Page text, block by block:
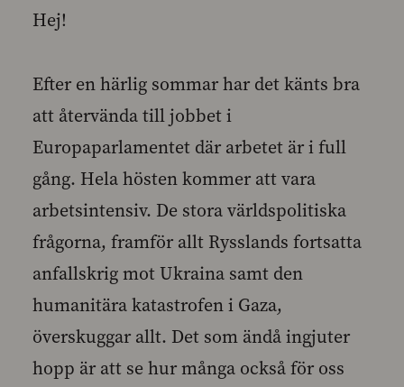
Hej!
Efter en härlig sommar har det känts bra
att återvända till jobbet i
Europaparlamentet där arbetet är i full
gång. Hela hösten kommer att vara
arbetsintensiv. De stora världspolitiska
frågorna, framför allt Rysslands fortsatta
anfallskrig mot Ukraina samt den
humanitära katastrofen i Gaza,
överskuggar allt. Det som ändå ingjuter
hopp är att se hur många också för oss